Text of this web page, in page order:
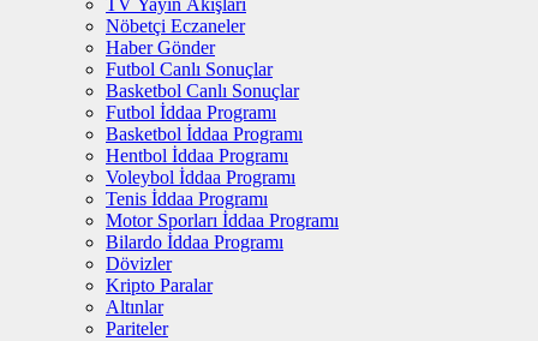
TV Yayın Akışları
Nöbetçi Eczaneler
Haber Gönder
Futbol Canlı Sonuçlar
Basketbol Canlı Sonuçlar
Futbol İddaa Programı
Basketbol İddaa Programı
Hentbol İddaa Programı
Voleybol İddaa Programı
Tenis İddaa Programı
Motor Sporları İddaa Programı
Bilardo İddaa Programı
Dövizler
Kripto Paralar
Altınlar
Pariteler